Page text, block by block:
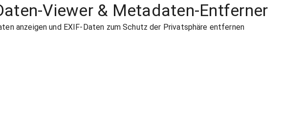
Viewer & Metadaten-Entferner
anzeigen und EXIF-Daten zum Schutz der Privatsphäre entfernen